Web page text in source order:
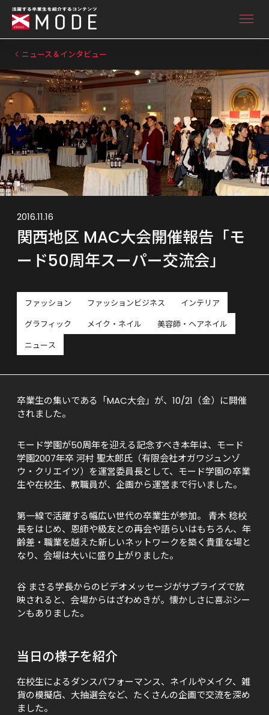
ニュース&インタビュー
卒業生ライブラリー
卒業生向け情報
ニュース＆インタビュー
2016.11.16
関西地区 MAC大会開催報告「モ
ード50周年スーパー交流会」
ファッション ファッションビジネス
インテリア
グラフィック
メイク・ネイル
美容師・ヘアネイル
ニュース
卒業生の集いである「MAC大会」が、10/21（金）に開催
されました。
モード学園が50周年を迎える記念すべき本年は、モード
学園2007年卒 河村 聖太郎氏（有限会社オガワジュンゾ
ウ・クリエイツ）を運営委員長として、モード学園の卒業
生や在校生、教職員が、企画から運営まで行いました。
第一線で活躍する幅広い世代の卒業生が参加。 青木 稔校
長をはじめ、恩師や級友との再会や語らいはもちろん、年
齢差・職業を越えた新しいネットワークを築く貴重な場と
なり、会場は大いに盛り上がりました。
谷 まさる学長からのビデオメッセージがサプライズで放
映されると、会場からはざわめきが。懐かしさに喜ぶシー
ンもありました。
当日の様子を紹介
在校生によるダンスパフォーマンス、ネイルやメイク、雑
貨の模擬店、大抽選会など、たくさんの企画で交流を深め
ました。